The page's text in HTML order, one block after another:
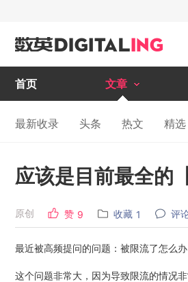
首页 文章
最新收录 头条 热文 精选
应该是目前最全的
原创 赞 9 收藏 1 评
最近被高频提问的问题：被限流了怎么办
这个问题非常大，因为导致限流的情况